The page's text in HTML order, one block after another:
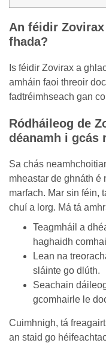
An féidir
fhada?
Is féidir Zovirax a
amháin faoi threoir
fadtréimhseach gan
Ródháileog de
déanamh i gcás
Sa chás
mheastar de ghnáth é
marfach. Mar sin féin,
chuí a lorg. Má tá
Teagmháil a
haghaidh
Lean na
sláinte go dlúth.
Seachain
gcomhairle le
Cuimhnigh, tá
an staid go